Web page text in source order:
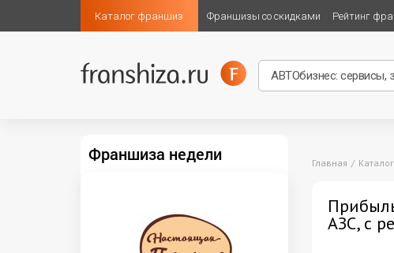
Каталог франшиз Франшизы со скидками Рейтинг
Главная
АЗС, с
Франшиза недели